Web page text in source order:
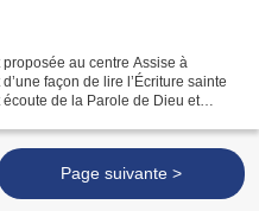
au centre Assise à
façon de lire l’Écriture sainte
écoute de la Parole de Dieu et
Page suivante >